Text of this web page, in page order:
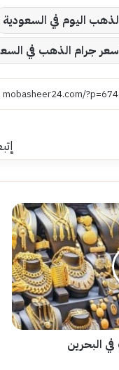
اليوم في السعودية
سعر جرام الذهب في
البحرين